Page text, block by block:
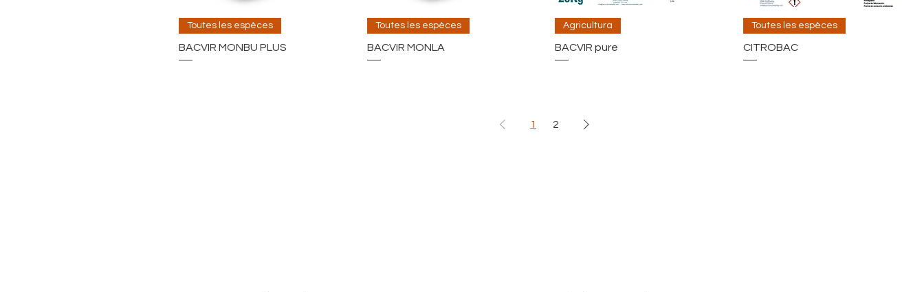
Toutes les espèces
BACVIR MONBU PLUS
Toutes les espèces
BACVIR MONLA
Agricultura
BACVIR pure
Toutes les espèces
CITROBAC
1 2